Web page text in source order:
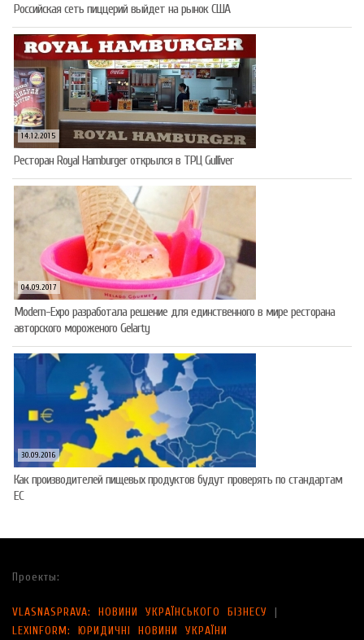
Российская сеть пиццерий выйдет на рынок США
14.12.2015
Ресторан Royal Hamburger открылся в ТРЦ Gulliver
04.09.2017
Modern-Expo разработала решение для единственного в мире ресторана
авторского мороженого Gelarty
30.09.2016
Как производителей пищевых продуктов будут проверять по стандартам
ЕС
Проекты:
VLASNASPRAVA: НОВИНИ УКРАЇНСЬКОГО БІЗНЕСУ |
LEXINFORM: ЮРИДИЧНІ НОВИНИ УКРАЇНИ